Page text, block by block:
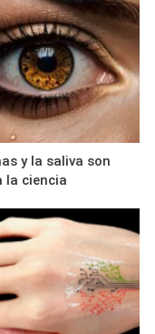
y la saliva son
la ciencia